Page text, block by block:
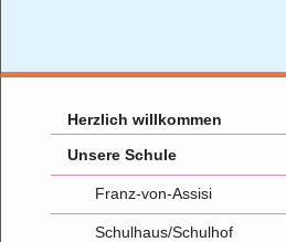
Herzlich willkommen
Unsere Schule
Franz-von-Assisi
Schulhaus/Schulhof